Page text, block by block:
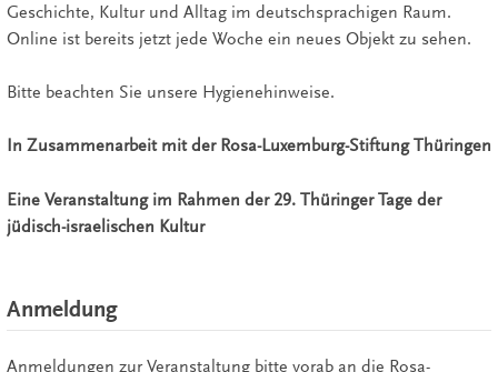
Geschichte, Kultur und Alltag im deutschsprachigen Raum.
Online ist bereits jetzt jede Woche ein neues Objekt zu sehen.
Bitte beachten Sie unsere Hygienehinweise.
In Zusammenarbeit mit der Rosa-Luxemburg-Stiftung Thüringen
Eine Veranstaltung im Rahmen der 29. Thüringer Tage der
jüdisch-israelischen Kultur
Anmeldung
Anmeldungen zur Veranstaltung bitte vorab an die Rosa-